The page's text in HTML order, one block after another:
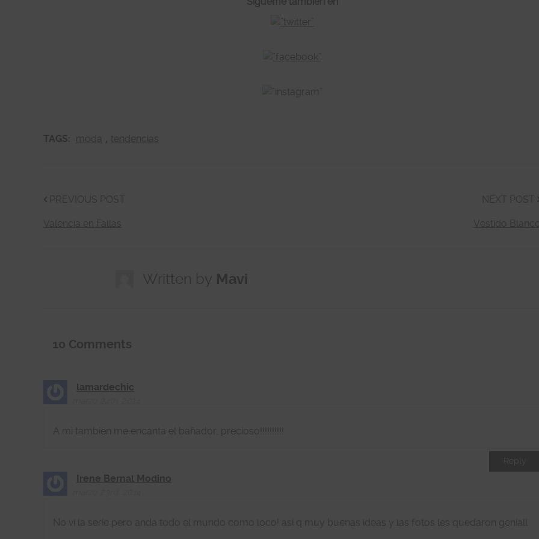
TAGS: moda , tendencias
PREVIOUS POST
Valencia en Fallas
NEXT POST
Vestido
Written by Mavi
10 Comments
lamardechic
A mi también me encanta el bañador, precioso!!!!!!!!!!
Reply
Irene Bernal Modino
No vi la serie pero anda todo el mundo como loco! así q muy buenas ideas y las fotos les quedaron geniall